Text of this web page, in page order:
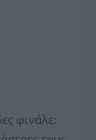
φινάλε: